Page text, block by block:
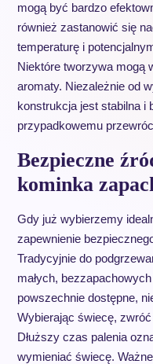
mogą być bardzo
również zastanowić się
temperaturę i
Niektóre tworzywa mogą
aromaty. Niezależnie od
konstrukcja jest stabilna i
przypadkowemu
Bezpieczne
kominka
Gdy już wybierzemy
zapewnienie
Tradycyjnie do
małych,
powszechnie dostępne,
Wybierając świecę,
Dłuższy czas palenia
wymieniać świecę.